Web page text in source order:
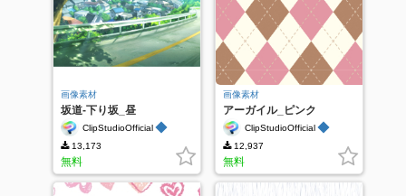
画像素材
坂道-下り坂_昼
ClipStudioOfficial ◆
13,173
無料
画像素材
アーガイル_ピンク
ClipStudioOfficial ◆
12,937
無料